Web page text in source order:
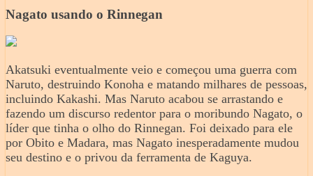
Nagato usando o Rinnegan
Akatsuki eventualmente veio e começou uma guerra com
Naruto, destruindo Konoha e matando milhares de pessoas,
incluindo Kakashi. Mas Naruto acabou se arrastando e
fazendo um discurso redentor para o moribundo Nagato, o
líder que tinha o olho do Rinnegan. Foi deixado para ele
por Obito e Madara, mas Nagato inesperadamente mudou
seu destino e o privou da ferramenta de Kaguya.